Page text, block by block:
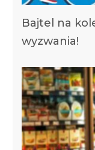
Bajtel na
wyzwania!